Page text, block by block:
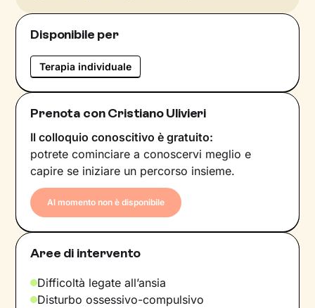
Disponibile per
Terapia individuale
Prenota con Cristiano Ulivieri
Il colloquio conoscitivo è gratuito:
potrete cominciare a conoscervi meglio e
capire se iniziare un percorso insieme.
Al momento non è disponibile
Aree di intervento
Difficoltà legate all’ansia
Disturbo ossessivo-compulsivo